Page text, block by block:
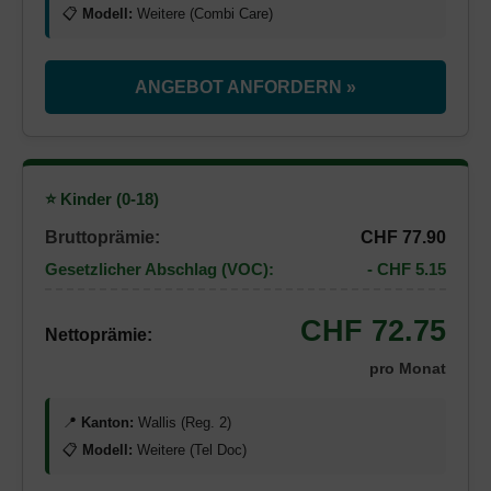
📋 Modell: Weitere (Combi Care)
ANGEBOT ANFORDERN »
⭐ Kinder (0-18)
Bruttoprämie:
CHF 77.90
Gesetzlicher Abschlag (VOC):
- CHF 5.15
Nettoprämie: CHF 72.75
pro Monat
📍 Kanton: Wallis (Reg. 2)
📋 Modell: Weitere (Tel Doc)